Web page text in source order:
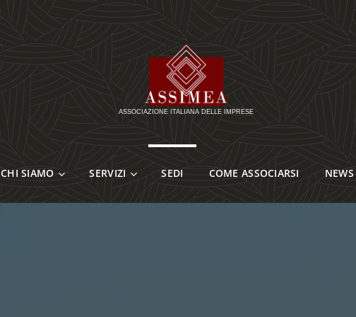
CHI SIAMO SERVIZI SEDI COME ASSOCIARSI NEWS